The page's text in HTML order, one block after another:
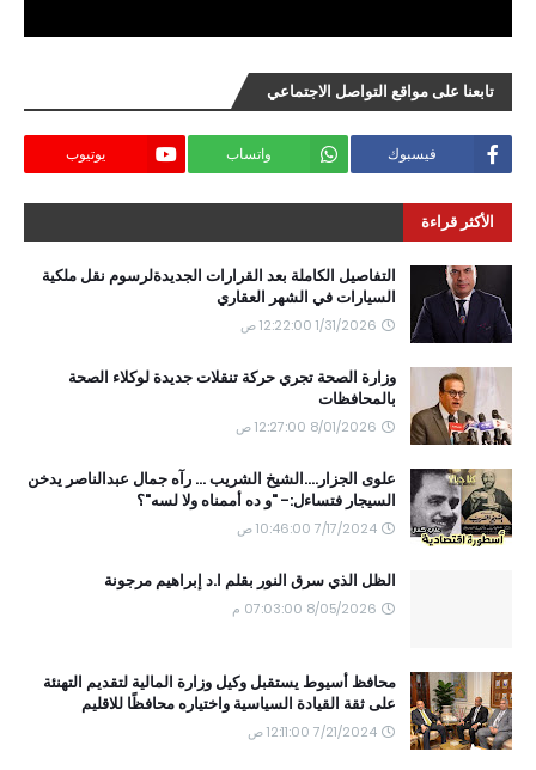
تابعنا على مواقع التواصل الاجتماعي
فيسبوك واتساب يوتيوب
الأكثر قراءة
التفاصيل الكاملة بعد القرارات الجديدةلرسوم نقل ملكية
السيارات في الشهر العقاري
1/31/2026 12:22:00 ص
وزارة الصحة تجري حركة تنقلات جديدة لوكلاء الصحة
بالمحافظات
8/01/2026 12:27:00 ص
علوى الجزار....الشيخ الشريب ... رآه جمال عبدالناصر يدخن
السيجار فتساءل:- "و ده أممناه ولا لسه"؟
7/17/2024 10:46:00 ص
الظل الذي سرق النور بقلم ا.د إبراهيم مرجونة
8/05/2026 07:03:00 م
محافظ أسيوط يستقبل وكيل وزارة المالية لتقديم التهنئة
على ثقة القيادة السياسية واختياره محافظًا للاقليم
7/21/2024 12:11:00 ص